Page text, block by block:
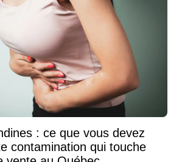
: ce que vous devez
contamination qui touche